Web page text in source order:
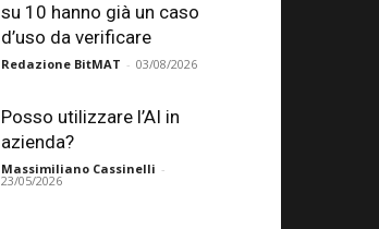
su 10 hanno già un caso
d’uso da verificare
Redazione BitMAT - 03/08/2026
Posso utilizzare l’AI in
azienda?
Massimiliano Cassinelli -
23/05/2026